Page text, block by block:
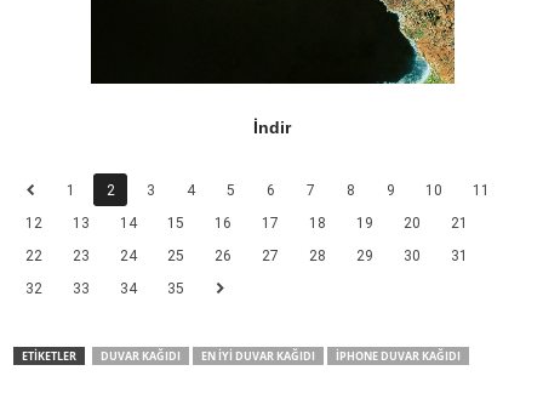
İndir
1 2 3 4 5 6 7 8 9 10
11
12
13 14 15 16 17 18 19 20
21
22
23 24 25 26 27 28 29 30
31
32
33 34 35
ETİKETLER DUVAR KAĞIDI EN İYI DUVAR KAĞIDI IPHONE DUVAR KAĞIDI